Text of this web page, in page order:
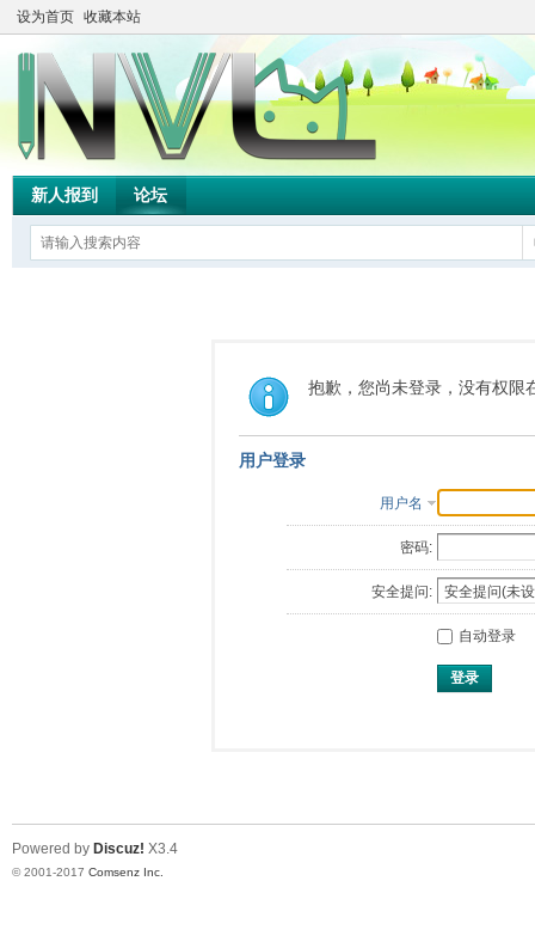
设为首页 收藏本站
新人报到 论坛
抱歉，您尚未登录，没有权限
用户登录
用户名
密码:
安全提问:
自动登录
登录
Powered by Discuz! X3.4
© 2001-2017 Comsenz Inc.